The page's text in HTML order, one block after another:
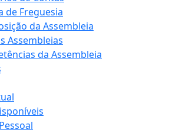
de Freguesia
da Assembleia
Assembleias
da Assembleia